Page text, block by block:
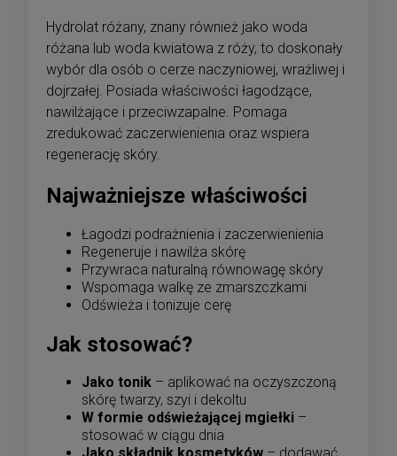
Hydrolat różany, znany również jako woda
różana lub woda kwiatowa z róży, to doskonały
wybór dla osób o cerze naczyniowej, wrażliwej i
dojrzałej. Posiada właściwości łagodzące,
nawilżające i przeciwzapalne. Pomaga
zredukować zaczerwienienia oraz wspiera
regenerację skóry.
Najważniejsze właściwości
Łagodzi podrażnienia i zaczerwienienia
Regeneruje i nawilża skórę
Przywraca naturalną równowagę skóry
Wspomaga walkę ze zmarszczkami
Odświeża i tonizuje cerę
Jak stosować?
Jako tonik – aplikować na oczyszczoną
skórę twarzy, szyi i dekoltu
W formie odświeżającej mgiełki –
stosować w ciągu dnia